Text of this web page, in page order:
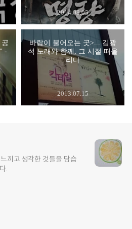
2014.08.05
-
바람이 불어오는 곳>... 김광
석 노래와 함께, 그 시절 떠올
리다
2013.07.15
끼고 생각한 것들을 담습
.